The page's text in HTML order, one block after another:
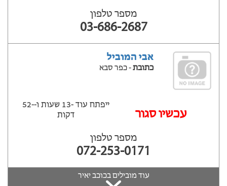
מספר טלפון
03-686-2687
אבי המוביל
כתובת- כפר סבא
‫עכשיו סגור
ייפתח עוד -13 שעות ‫ו--52
דקות
מספר טלפון
072-253-0171
עוד מובילים בכוכב יאיר